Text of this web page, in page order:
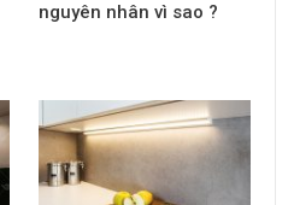
nguyên nhân vì sao ?